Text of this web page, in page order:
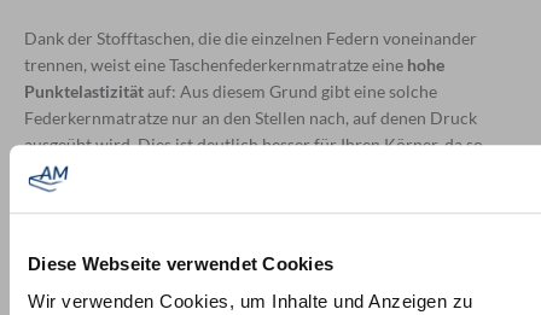
Diese Webseite verwendet Cookies
Wir verwenden Cookies, um Inhalte und Anzeigen zu
Dank der Stofftaschen, die die einzelnen Federn voneinander
trennen, weist eine Taschenfederkernmatratze eine hohe
Punktelastizitätauf: Aus diesem Grund gibt eine solche
Federkernmatratze nur an den Stellen nach, auf denen Druck
ausgeübt wird. Dies ist deutlich besser für Ihren Körper, da so
Schultern und Hüfte beim Schlafen in Seitenlage optimal
einsinken können. Ferner bleiben Taschenfederkernmatratzen
Stelle genommen wird. Mittels dieserFormstabilität
die Entstehung von Liegekuhlen vermieden.